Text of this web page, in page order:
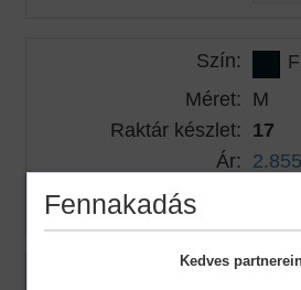
Szín:
Méret: M
Raktár készlet: 17
Ár:
Rendelt mennyiség:
Szín:
Fennakadás
Kedves